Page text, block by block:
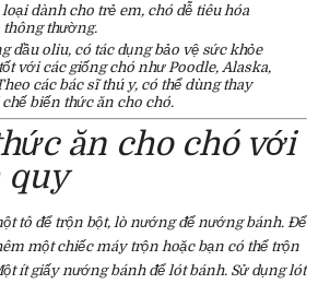
dành cho trẻ em, chó dễ tiêu hóa
thường.
dầu oliu, có tác dụng bảo vệ sức khỏe
với các giống chó như Poodle, Alaska,
các bác sĩ thú y, có thể dùng thay
biến thức ăn cho chó.
ăn cho chó với
quy
tô để trộn bột, lò nướng để nướng bánh. Để
một chiếc máy trộn hoặc bạn có thể trộn
ít giấy nướng bánh để lót bánh. Sử dụng lót